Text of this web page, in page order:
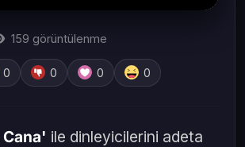
159 görüntülenme
0 0 0 0
ile dinleyicilerini adeta